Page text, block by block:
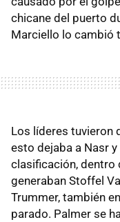
chicane del puerto
Marciello lo cambió
Los líderes tuvieron
esto dejaba a Nasr
clasificación, dentro
generaban Stoffel
Trummer, también
parado. Palmer se